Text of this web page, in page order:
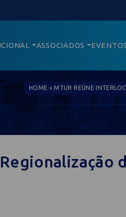
ASSOCIADOS EVENTOS
HOME »MTUR REÚNE